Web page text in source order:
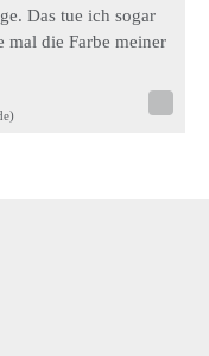
Das tue ich sogar
mal die Farbe meiner